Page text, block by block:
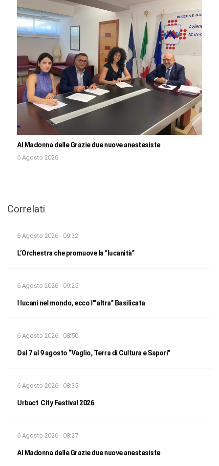
Al Madonna delle Grazie due nuove anestesiste
6 Agosto 2026
Correlati
6 Agosto 2026 - 09:32
L’Orchestra che promuove la “lucanità”
6 Agosto 2026 - 09:25
I lucani nel mondo, ecco l'”altra” Basilicata
6 Agosto 2026 - 08:50
Dal 7 al 9 agosto “Vaglio, Terra di Cultura e Sapori”
6 Agosto 2026 - 08:35
Urbact City Festival 2026
6 Agosto 2026 - 08:27
Al Madonna delle Grazie due nuove anestesiste